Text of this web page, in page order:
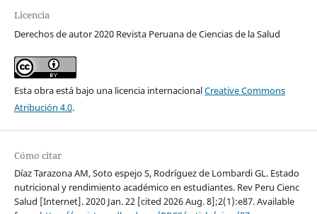
Licencia
Derechos de autor 2020 Revista Peruana de Ciencias de la Salud
Esta obra está bajo una licencia internacionalCreative Commons
Atribución 4.0.
Cómo citar
Díaz Tarazona AM, Soto espejo S, Rodríguez de Lombardi GL. Estado
nutricional y rendimiento académico en estudiantes. Rev Peru Cienc
Salud [Internet]. 2020 Jan. 22 [cited 2026 Aug. 8];2(1):e87. Available